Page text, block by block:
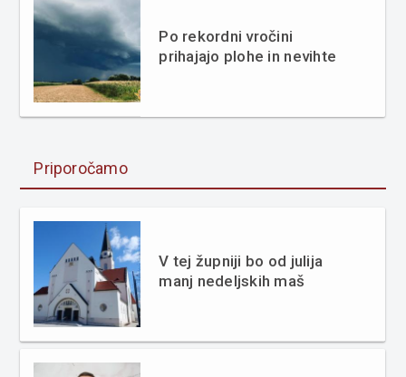
Po rekordni vročini
prihajajo plohe in nevihte
Priporočamo
V tej župniji bo od julija
manj nedeljskih maš